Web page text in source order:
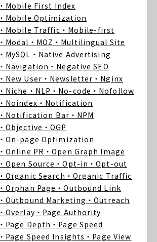
・Mobile First Index
・Mobile Optimization
・Mobile Traffic ・Mobile-first
・Modal ・MOZ ・Multilingual Site
・MySQL ・Native Advertising
・Navigation ・Negative SEO
・New User ・Newsletter ・Nginx
・Niche ・NLP ・No-code ・Nofollow
・Noindex ・Notification
・Notification Bar ・NPM
・Objective ・OGP
・On-page Optimization
・Online PR ・Open Graph Image
・Open Source ・Opt-in ・Opt-out
・Organic Search ・Organic Traffic
・Orphan Page ・Outbound Link
・Outbound Marketing ・Outreach
・Overlay ・Page Authority
・Page Depth ・Page Speed
・Page Speed Insights ・Page View